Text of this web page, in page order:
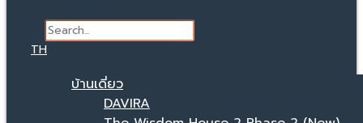
TH
บ้านเดี่ยว
DAVIRA